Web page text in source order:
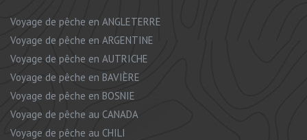
Voyage de pêche en ANGLETERRE
Voyage de pêche en ARGENTINE
Voyage de pêche en AUTRICHE
Voyage de pêche en BAVIÈRE
Voyage de pêche en BOSNIE
Voyage de pêche au CANADA
Voyage de pêche au CHILI